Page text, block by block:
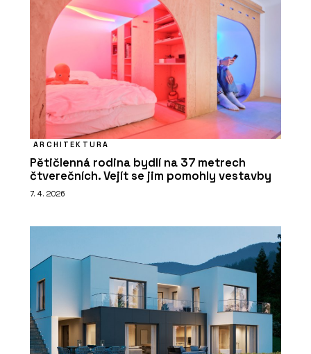
ARCHITEKTURA
Pětičlenná rodina bydlí na 37 metrech
čtverečních. Vejít se jim pomohly vestavby
7. 4. 2026